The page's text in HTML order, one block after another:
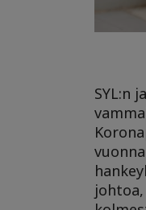
SYL:n